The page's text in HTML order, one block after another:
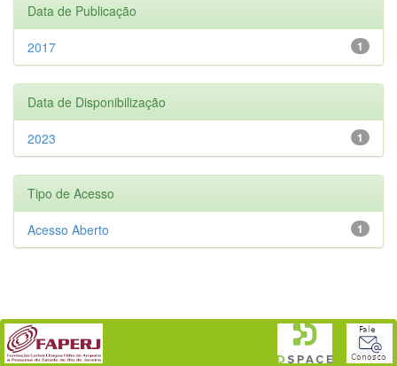
Data de Publicação
1
2017
Data de Disponibilização
1
2023
Tipo de Acesso
1
Acesso Aberto